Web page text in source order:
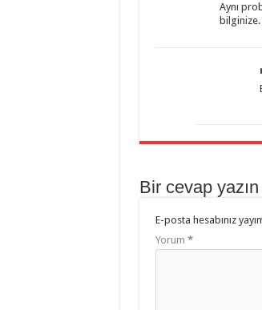
Aynı
bilginize.
Bir cevap yazın
E-posta hesabınız
Yorum *